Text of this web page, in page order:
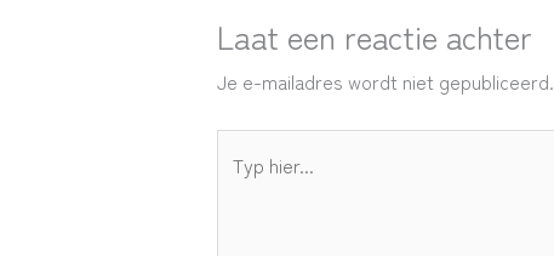
Laat een reactie achter
Je e-mailadres wordt niet gepubliceerd.
hier...